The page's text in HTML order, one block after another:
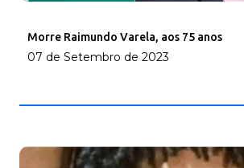
Morre Raimundo Varela, aos 75 anos
07 de Setembro de 2023